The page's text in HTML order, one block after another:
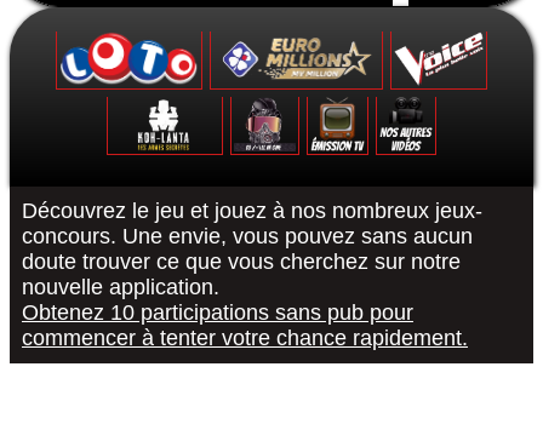
Formulaire de contact
Loto : le tirage du 27 août 2022
Euromillions : tirage du 6 septembre Euro
Koh-Lanta : Les Poteaux - La Finale - Koh-Lanta :
The Voice 10 - La Finale - 15/05/2021 The Voice
Le Grand Quiz - Permis De Conduire -
"R or B #RorB"
District Z : Épisode 3 - 25/12/2020 Les 12
Découvrez le jeu et jouez à nos nombreux jeux-
concours. Une envie, vous pouvez sans aucun
doute trouver ce que vous cherchez sur notre
nouvelle application.
Obtenez 10 participations sans pub pour
commencer à tenter votre chance rapidement.